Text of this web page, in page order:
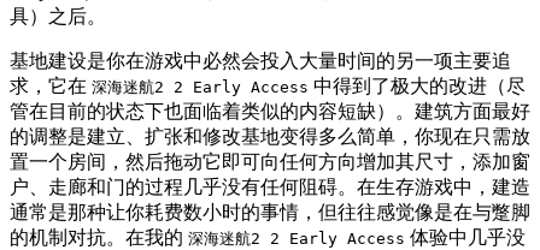
具）之后。
基地建设是你在游戏中必然会投入大量时间的另一项主要追
求，它在 深海迷航2 2 Early Access 中得到了极大的改进（尽
管在目前的状态下也面临着类似的内容短缺）。建筑方面最好
的调整是建立、扩张和修改基地变得多么简单，你现在只需放
置一个房间，然后拖动它即可向任何方向增加其尺寸，添加窗
户、走廊和门的过程几乎没有任何阻碍。在生存游戏中，建造
通常是那种让你耗费数小时的事情，但往往感觉像是在与蹩脚
的机制对抗。在我的 深海迷航2 2 Early Access 体验中几乎没